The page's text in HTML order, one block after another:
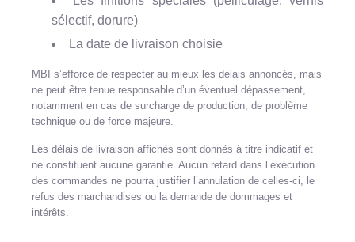
sélectif, dorure)
La date de livraison choisie
MBI s’efforce de respecter au mieux les délais annoncés, mais
ne peut être tenue responsable d’un éventuel dépassement,
notamment en cas de surcharge de production, de problème
technique ou de force majeure.
Les délais de livraison affichés sont donnés à titre indicatif et
ne constituent aucune garantie. Aucun retard dans l’exécution
des commandes ne pourra justifier l’annulation de celles-ci, le
refus des marchandises ou la demande de dommages et
intérêts.